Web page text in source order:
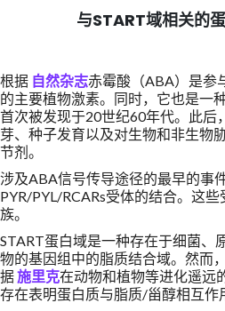
与START域相关的
根据 自然杂志赤霉酸（ABA）是参
的主要植物激素。同时，它也是一
首次被发现于20世纪60年代。此后
芽、种子发育以及对生物和非生物
节剂。
涉及ABA信号传导途径的最早的事
PYR/PYL/RCARs受体的结合。这
族。
START蛋白域是一种存在于细菌、
物的基因组中的脂质结合域。然而
据施里克在动物和植物等进化遥远
存在表明蛋白质与脂质/甾醇相互作